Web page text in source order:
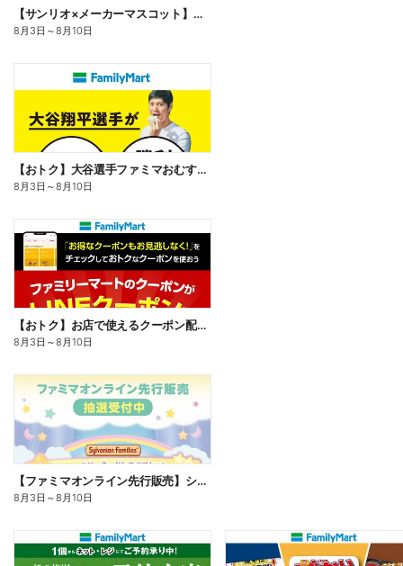
【サンリオ×メーカーマスコット】オリジナルグッズ貰える!
8月3日 ～8月10日
【おトク】大谷選手ファミマおむすび割
8月3日 ～8月10日
【おトク】お店で使えるクーポン配信中
8月3日 ～8月10日
【ファミマオンライン先行販売】シルバニアファミリー
8月3日 ～8月10日